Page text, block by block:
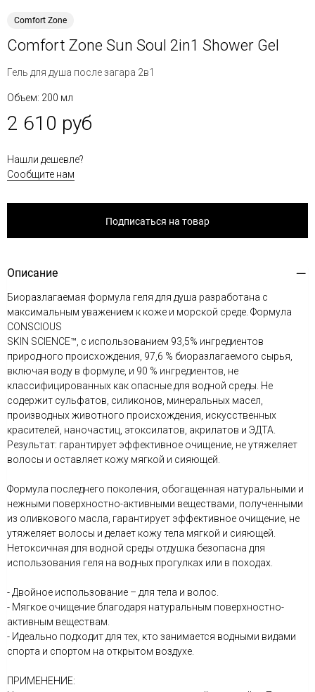
Comfort Zone
Comfort Zone Sun Soul 2in1 Shower Gel
Гель для душа после загара 2в1
Объем: 200 мл
2 610 руб
Нашли дешевле?
Сообщите нам
Подписаться на товар
Описание
Биоразлагаемая формула геля для душа разработана с
максимальным уважением к коже и морской среде. Формула
CONSCIOUS
SKIN SCIENCE™, с использованием 93,5% ингредиентов
природного происхождения, 97,6 % биоразлагаемого сырья,
включая воду в формуле, и 90 % ингредиентов, не
классифицированных как опасные для водной среды. Не
содержит сульфатов, силиконов, минеральных масел,
производных животного происхождения, искусственных
красителей, наночастиц, этоксилатов, акрилатов и ЭДТА.
Результат: гарантирует эффективное очищение, не утяжеляет
волосы и оставляет кожу мягкой и сияющей.
Формула последнего поколения, обогащенная натуральными и
нежными поверхностно-активными веществами, полученными
из оливкового масла, гарантирует эффективное очищение, не
утяжеляет волосы и делает кожу тела мягкой и сияющей.
Нетоксичная для водной среды отдушка безопасна для
использования геля на водных прогулках или в походах.
- Двойное использование – для тела и волос.
- Мягкое очищение благодаря натуральным поверхностно-
активным веществам.
- Идеально подходит для тех, кто занимается водными видами
спорта и спортом на открытом воздухе.
ПРИМЕНЕНИЕ: